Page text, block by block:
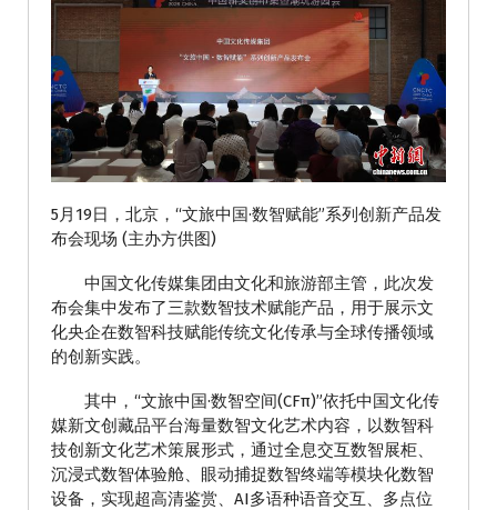
5月19日，北京，“文旅中国·数智赋能”系列创新产品发
布会现场 (主办方供图)
中国文化传媒集团由文化和旅游部主管，此次发
布会集中发布了三款数智技术赋能产品，用于展示文
化央企在数智科技赋能传统文化传承与全球传播领域
的创新实践。
其中，“文旅中国·数智空间(CFπ)”依托中国文化传
媒新文创藏品平台海量数智文化艺术内容，以数智科
技创新文化艺术策展形式，通过全息交互数智展柜、
沉浸式数智体验舱、眼动捕捉数智终端等模块化数智
设备，实现超高清鉴赏、AI多语种语音交互、多点位